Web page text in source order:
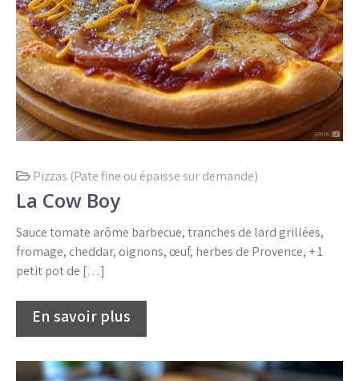
Pizzas (Pate fine ou épaisse sur demande)
La Cow Boy
Sauce tomate arôme barbecue, tranches de lard grillées,
fromage, cheddar, oignons, œuf, herbes de Provence, + 1
petit pot de […]